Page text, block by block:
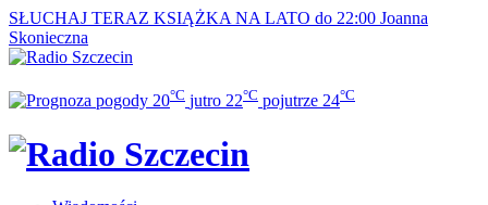
SŁUCHAJ TERAZ KSIĄŻKA NA LATO do 22:00 Joanna
Skonieczna
20°C jutro 22°C pojutrze 24°C